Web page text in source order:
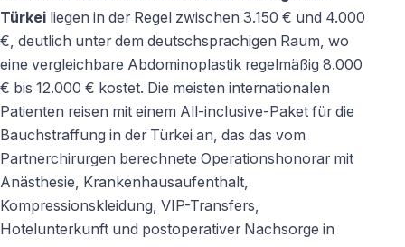
Türkei liegen in der Regel zwischen 3.150 € und 4.000
€, deutlich unter dem deutschsprachigen Raum, wo
eine vergleichbare Abdominoplastik regelmäßig 8.000
€ bis 12.000 € kostet. Die meisten internationalen
Patienten reisen mit einem All-inclusive-Paket für die
Bauchstraffung in der Türkei an, das das vom
Partnerchirurgen berechnete Operationshonorar mit
Anästhesie, Krankenhausaufenthalt,
Kompressionskleidung, VIP-Transfers,
Hotelunterkunft und postoperativer Nachsorge in